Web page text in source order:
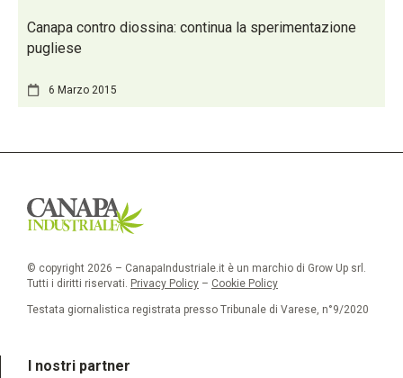
Canapa contro diossina: continua la sperimentazione
pugliese
6 Marzo 2015
© copyright 2026 – CanapaIndustriale.it è un marchio di Grow Up srl.
Tutti i diritti riservati. Privacy Policy – Cookie Policy
Testata giornalistica registrata presso Tribunale di Varese, n°9/2020
I nostri partner